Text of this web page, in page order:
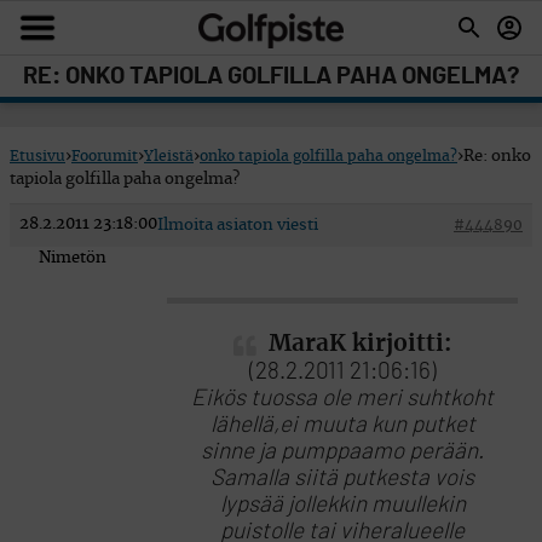
RE: ONKO TAPIOLA GOLFILLA PAHA ONGELMA?
Etusivu›Foorumit›Yleistä›onko tapiola golfilla paha ongelma?›Re: onko
tapiola golfilla paha ongelma?
28.2.2011 23:18:00 #444890
Ilmoita asiaton viesti
Nimetön
MaraK kirjoitti:
(28.2.2011 21:06:16)
Eikös tuossa ole meri suhtkoht
lähellä,ei muuta kun putket
sinne ja pumppaamo perään.
Samalla siitä putkesta vois
lypsää jollekkin muullekin
puistolle tai viheralueelle